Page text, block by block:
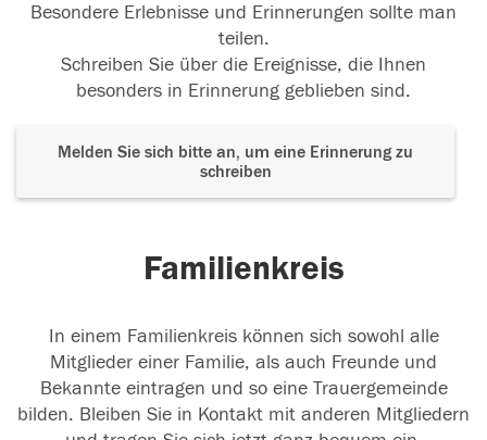
Besondere Erlebnisse und Erinnerungen sollte man
teilen.
Schreiben Sie über die Ereignisse, die Ihnen
besonders in Erinnerung geblieben sind.
Melden Sie sich bitte an, um eine Erinnerung zu
schreiben
Familienkreis
In einem Familienkreis können sich sowohl alle
Mitglieder einer Familie, als auch Freunde und
Bekannte eintragen und so eine Trauergemeinde
bilden. Bleiben Sie in Kontakt mit anderen Mitgliedern